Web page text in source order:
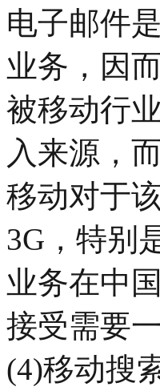
电子邮件
业务，因
被移动行
入来源，
移动对于
3G，特别
业务在中
接受需要
(4)移动搜